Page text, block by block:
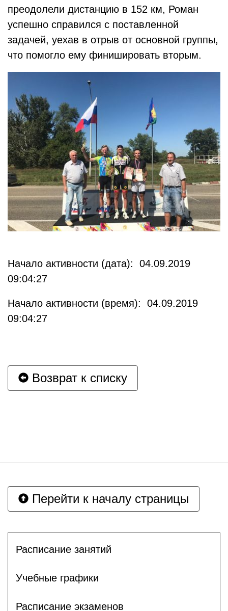
преодолели дистанцию в 152 км, Роман
успешно справился с поставленной
задачей, уехав в отрыв от основной группы,
что помогло ему финишировать вторым.
Начало активности (дата): 04.09.2019
09:04:27
Начало активности (время): 04.09.2019
09:04:27
Возврат к списку
Перейти к началу страницы
Расписание занятий
Учебные графики
Расписание экзаменов